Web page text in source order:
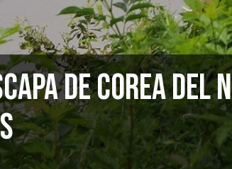
de Corea